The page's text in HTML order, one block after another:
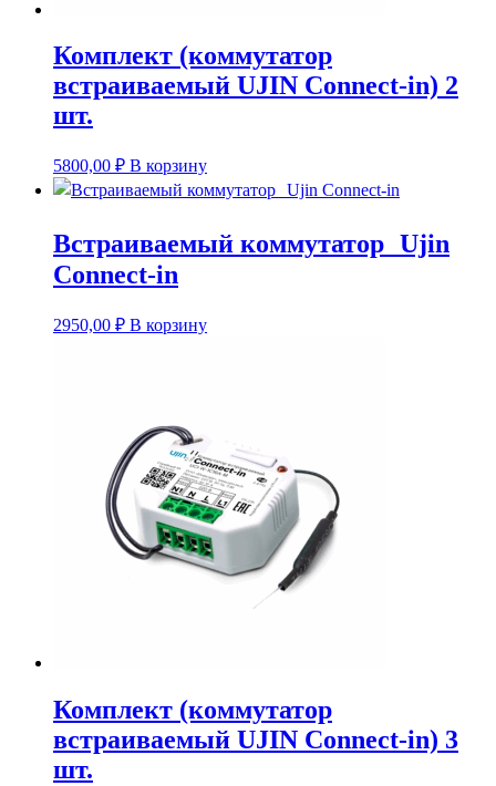
Комплект (коммутатор
встраиваемый UJIN Connect-in) 2
шт.
5800,00 ₽ В корзину
Встраиваемый коммутатор Ujin
Connect-in
2950,00 ₽ В корзину
Комплект (коммутатор
встраиваемый UJIN Connect-in) 3
шт.